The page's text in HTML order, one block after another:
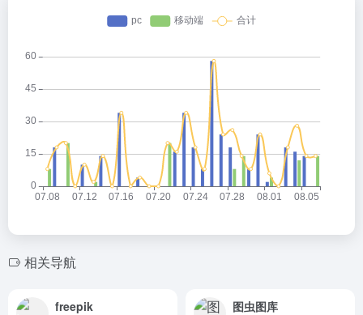
相关导航
freepik 图虫图库